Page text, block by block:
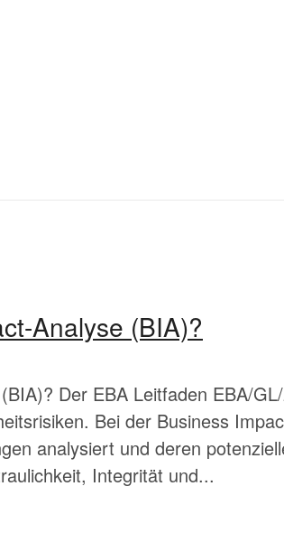
Analyse (BIA)?
Der EBA Leitfaden EBA/
Bei der Business
analysiert und deren
Integrität und...